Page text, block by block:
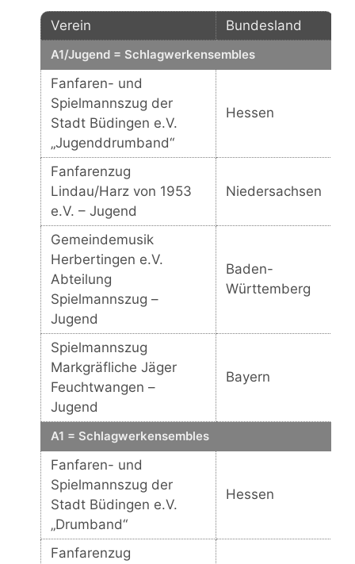
Verein Bundesland
A1/Jugend = Schlagwerkensembles
Fanfaren- und
Spielmannszug der
Stadt Büdingen e.V.
„Jugenddrumband“
Hessen
Fanfarenzug
Lindau/Harz von 1953
e.V. – Jugend
Niedersachsen
Gemeindemusik
Herbertingen e.V.
Abteilung
Spielmannszug –
Jugend
Baden-
Württemberg
Spielmannszug
Markgräfliche Jäger
Feuchtwangen –
Jugend
Bayern
A1 = Schlagwerkensembles
Fanfaren- und
Spielmannszug der
Stadt Büdingen e.V.
„Drumband“
Hessen
Fanfarenzug